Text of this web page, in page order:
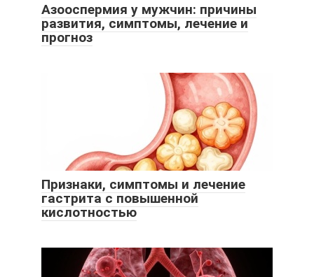
Азооспермия у мужчин: причины
развития, симптомы, лечение и
прогноз
Признаки, симптомы и лечение
гастрита с повышенной
кислотностью